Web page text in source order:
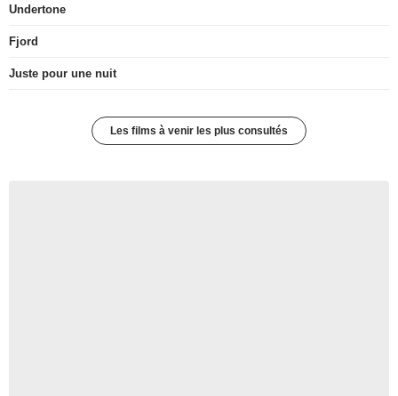
Undertone
Fjord
Juste pour une nuit
Les films à venir les plus consultés